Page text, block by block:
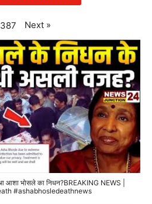
387 Next »
भोसले का निधन?BREAKING NEWS |
#ashabhosledeathnews